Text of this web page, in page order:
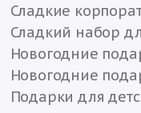
Сладкие
Сладкий набор
Новогодние
Новогодние
Подарки для